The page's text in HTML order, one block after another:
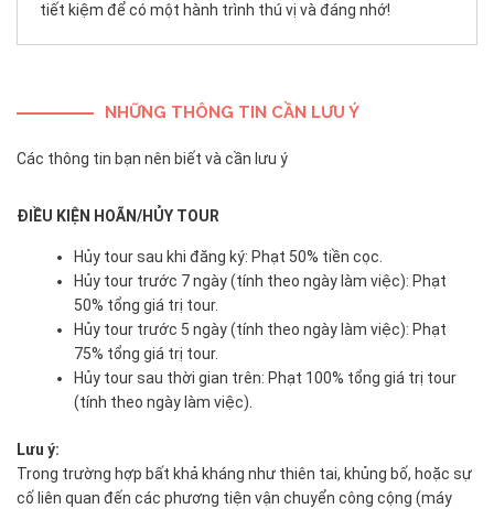
tiết kiệm để có một hành trình thú vị và đáng nhớ!
NHỮNG THÔNG TIN CẦN LƯU Ý
Các thông tin bạn nên biết và cần lưu ý
ĐIỀU KIỆN HOÃN/HỦY TOUR
Hủy tour sau khi đăng ký: Phạt 50% tiền cọc.
Hủy tour trước 7 ngày (tính theo ngày làm việc): Phạt
50% tổng giá trị tour.
Hủy tour trước 5 ngày (tính theo ngày làm việc): Phạt
75% tổng giá trị tour.
Hủy tour sau thời gian trên: Phạt 100% tổng giá trị tour
(tính theo ngày làm việc).
Lưu ý:
Trong trường hợp bất khả kháng như thiên tai, khủng bố, hoặc sự
cố liên quan đến các phương tiện vận chuyển công cộng (máy